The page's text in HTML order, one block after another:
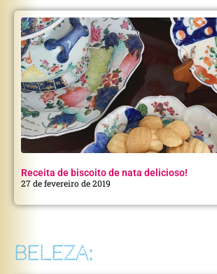
Receita de biscoito de nata delicioso!
27 de fevereiro de 2019
BELEZA: